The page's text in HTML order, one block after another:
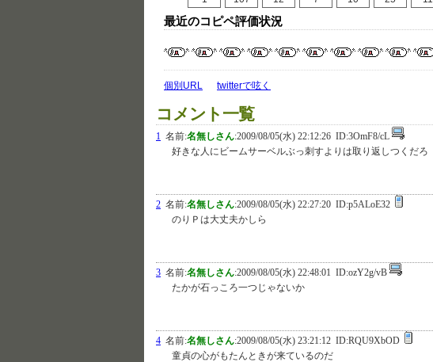
最近のコピペ評価状況
個別URL twitterで呟く
コメント一覧
1 名前:名無しさん:2009/08/05(水) 22:12:26 ID:3OmF8/cL
好きな人にビームサーベルぶっ刺すよりは取り返しつくだろ
2 名前:名無しさん:2009/08/05(水) 22:27:20 ID:p5ALoE32
のりＰは大丈夫かしら
3 名前:名無しさん:2009/08/05(水) 22:48:01 ID:ozY2g/vB
たかが石っころ一つじゃないか
4 名前:名無しさん:2009/08/05(水) 23:21:12 ID:RQU9XbOD
童貞の心がもたんときが来ているのだ